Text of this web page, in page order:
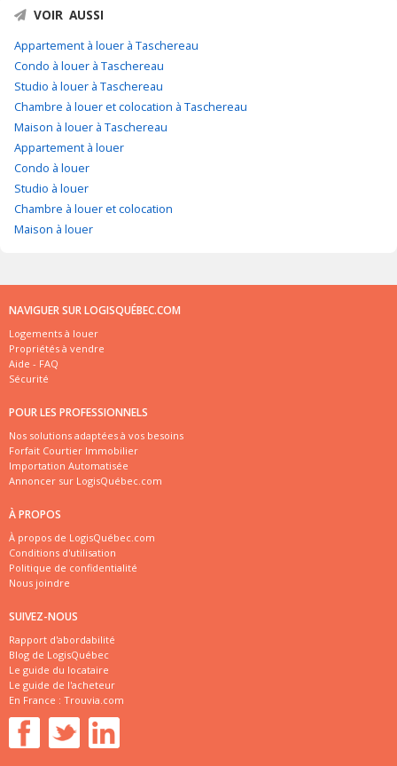
VOIR AUSSI
Appartement à louer à Taschereau
Condo à louer à Taschereau
Studio à louer à Taschereau
Chambre à louer et colocation à Taschereau
Maison à louer à Taschereau
Appartement à louer
Condo à louer
Studio à louer
Chambre à louer et colocation
Maison à louer
NAVIGUER SUR LOGISQUÉBEC.COM
Logements à louer
Propriétés à vendre
Aide - FAQ
Sécurité
POUR LES PROFESSIONNELS
Nos solutions adaptées à vos besoins
Forfait Courtier Immobilier
Importation Automatisée
Annoncer sur LogisQuébec.com
À PROPOS
À propos de LogisQuébec.com
Conditions d'utilisation
Politique de confidentialité
Nous joindre
SUIVEZ-NOUS
Rapport d'abordabilité
Blog de LogisQuébec
Le guide du locataire
Le guide de l'acheteur
En France : Trouvia.com